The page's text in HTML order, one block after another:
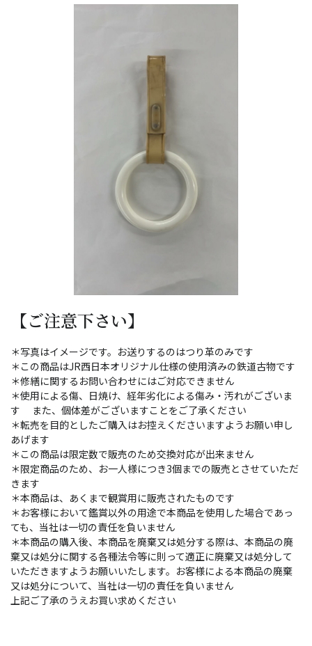
【ご注意下さい】
＊写真はイメージです。お送りするのはつり革のみです
＊この商品はJR西日本オリジナル仕様の使用済みの鉄道古物です
＊修繕に関するお問い合わせにはご対応できません
＊使用による傷、日焼け、経年劣化による傷み・汚れがございま
す また、個体差がございますことをご了承ください
＊転売を目的としたご購入はお控えくださいますようお願い申し
あげます
＊この商品は限定数で販売のため交換対応が出来ません
＊限定商品のため、お一人様につき3個までの販売とさせていただ
きます
＊本商品は、あくまで観賞用に販売されたものです
＊お客様において鑑賞以外の用途で本商品を使用した場合であっ
ても、当社は一切の責任を負いません
＊本商品の購入後、本商品を廃棄又は処分する際は、本商品の廃
棄又は処分に関する各種法令等に則って適正に廃棄又は処分して
いただきますようお願いいたします。お客様による本商品の廃棄
又は処分について、当社は一切の責任を負いません
上記ご了承のうえお買い求めください